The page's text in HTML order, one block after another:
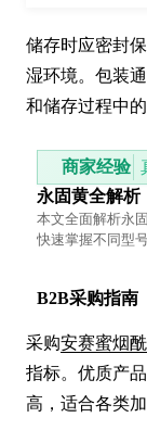
储存时应密封
湿环境。包装
和储存过程中的
商家经验
永固黄全解析
本文全面解析永
快速掌握不同型
B2B采购指南
采购安赛蜜烟
指标。优质产
高，适合各类加